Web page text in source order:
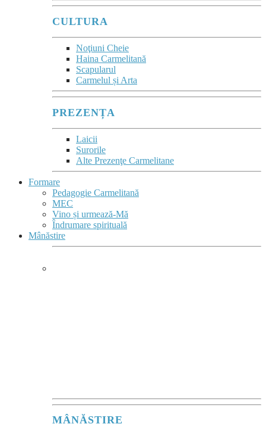
CULTURA
Noţiuni Cheie
Haina Carmelitană
Scapularul
Carmelul și Arta
PREZENȚA
Laicii
Surorile
Alte Prezenţe Carmelitane
Formare
Pedagogie Carmelitană
MEC
Vino și urmează-Mă
Îndrumare spirituală
Mânăstire
MÂNĂSTIRE